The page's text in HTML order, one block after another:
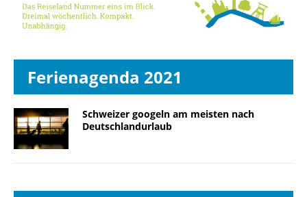
Ferienagenda 2021
Schweizer googeln am meisten nach
Deutschlandurlaub